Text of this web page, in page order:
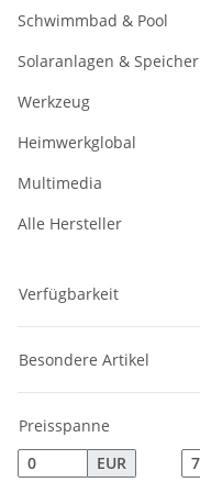
Schwimmbad & Pool
Solaranlagen & Speicher
Werkzeug
Heimwerkglobal
Multimedia
Alle Hersteller
Verfügbarkeit
Besondere Artikel
Preisspanne
EUR